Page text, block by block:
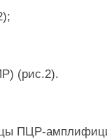
(рис.2).
ПЦР-